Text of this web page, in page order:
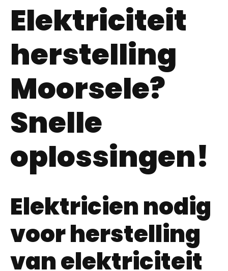
Elektriciteit
herstelling
Moorsele?
Snelle
oplossingen!
Elektricien nodig
voor herstelling
van elektriciteit